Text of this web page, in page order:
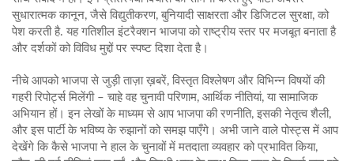
सुधारात्मक कानून, जैसे विद्युतीकरण, बुनियादी साक्षरता और डिजिटल सुरक्षा, को
पेश करती है. यह गतिशील इंटरैक्शन भाजपा को राष्ट्रीय स्तर पर मजबूत बनाता है
और दर्शकों को विविध मुद्दों पर स्पष्ट दिशा देता है।
नीचे आपको भाजपा से जुड़ी ताज़ा ख़बरें, विस्तृत विश्लेषण और विभिन्न विषयों की
गहरी रिपोर्ट्स मिलेंगी – चाहे वह चुनावी परिणाम, आर्थिक नीतियां, या सामाजिक
अभियान हों। इन लेखों के माध्यम से आप भाजपा की रणनीति, इसकी नेतृत्व शैली,
और इस पार्टी के भविष्य के रुझानों को समझ पाएँगे। अभी जाने वाले पोस्ट्स में आप
देखेंगे कि कैसे भाजपा ने हाल के चुनावों में मतदाता व्यवहार को प्रभावित किया,